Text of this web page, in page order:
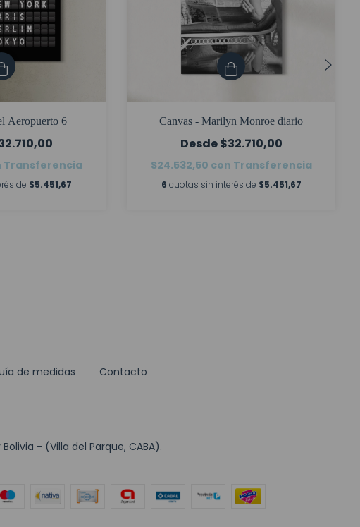
Aeropuerto 6
Transferencia
de $5.451,67
Canvas - Marilyn Monroe diario
$32.710,00
$24.532,50 con Transferencia
6 cuotas sin interés de $5.451,67
de medidas Contacto
- (Villa del Parque, CABA).